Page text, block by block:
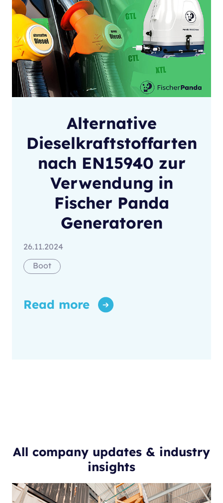
Alternative
Dieselkraftstoffarten
nach EN15940 zur
Verwendung in
Fischer Panda
Generatoren
26.11.2024
Boot
Read more
All company updates & industry
insights